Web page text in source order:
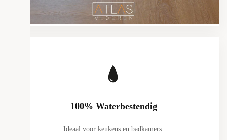
100% Waterbestendig
Ideaal voor keukens en badkamers.